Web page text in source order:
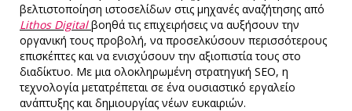
βελτιστοποίηση ιστοσελίδων στις μηχανές αναζήτησης από
Lithos Digital βοηθά τις επιχειρήσεις να αυξήσουν την
οργανική τους προβολή, να προσελκύσουν περισσότερους
επισκέπτες και να ενισχύσουν την αξιοπιστία τους στο
διαδίκτυο. Με μια ολοκληρωμένη στρατηγική SEO, η
τεχνολογία μετατρέπεται σε ένα ουσιαστικό εργαλείο
ανάπτυξης και δημιουργίας νέων ευκαιριών.